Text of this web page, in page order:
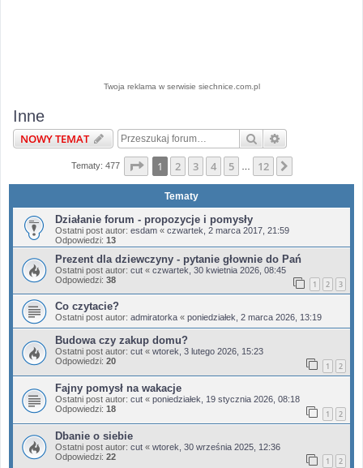
Twoja reklama w serwisie siechnice.com.pl
Inne
NOWY TEMAT Szukaj
Tematy: 477 Strona1 z12
1 2 3 4 5 12
Tematy
Działanie forum - propozycje i pomysły
Ostatni post autor: esdam « czwartek, 2 marca 2017, 21:59
Odpowiedzi: 13
Prezent dla dziewczyny - pytanie głownie do Pań
Ostatni post autor: cut « czwartek, 30 kwietnia 2026, 08:45
Odpowiedzi: 38 1 2 3
Co czytacie?
Ostatni post autor: admiratorka « poniedziałek, 2 marca 2026, 13:19
Budowa czy zakup domu?
Ostatni post autor: cut « wtorek, 3 lutego 2026, 15:23
Odpowiedzi: 20 1 2
Fajny pomysł na wakacje
Ostatni post autor: cut « poniedziałek, 19 stycznia 2026, 08:18
Odpowiedzi: 18 1 2
Dbanie o siebie
Ostatni post autor: cut « wtorek, 30 września 2025, 12:36
Odpowiedzi: 22 1 2